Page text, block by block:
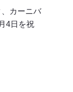
カーニバ
4日を祝
ジ